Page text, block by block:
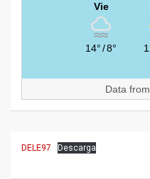
Vie
14°/8°
Data from
DELE97 Descarga